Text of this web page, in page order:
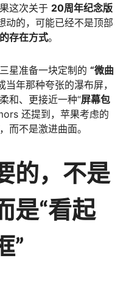
这次关于 20周年纪念版
动的，可能已经不是顶部
存在方式。
星准备一块定制的“微曲
当年那种夸张的瀑布屏，
和、更接近一种“屏幕包
还提到，苹果考虑的
而不是激进曲面。
的，不是
是“看起
”